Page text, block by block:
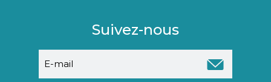
Suivez-nous
mail